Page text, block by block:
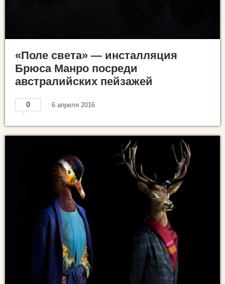
«Поле света» — инсталляция
Брюса Манро посреди
австралийских пейзажей
0 6 апреля 2016